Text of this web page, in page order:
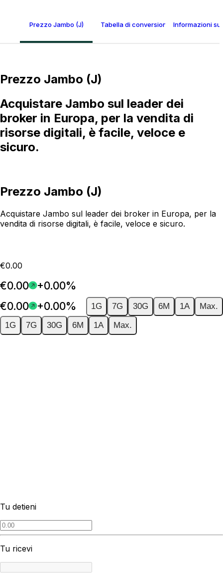
Prezzo Jambo (J) Tabella di conversione JamboInformazioni su
Prezzo Jambo (J)
Acquistare Jambo sul leader dei
broker in Europa, per la vendita di
risorse digitali, è facile, veloce e
sicuro.
Prezzo Jambo (J)
Acquistare Jambo sul leader dei broker in Europa, per la
vendita di risorse digitali, è facile, veloce e sicuro.
€0.00
€0.00
+0.00%
€0.00
+0.00% 1G 7G 30G 6M 1A
Max.
1G
7G 30G 6M 1A Max.
Tu detieni
Tu ricevi